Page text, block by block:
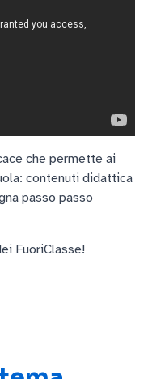
che permette ai
contenuti didattica
passo passo
FuoriClasse!